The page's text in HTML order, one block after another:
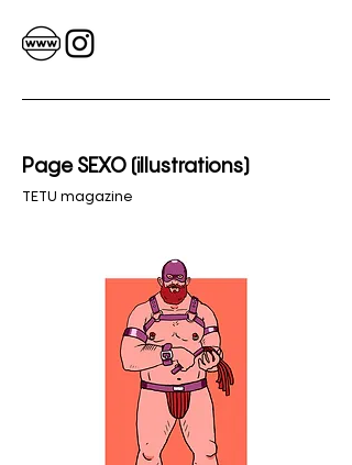
Page SEXO (illustrations)
TETU magazine